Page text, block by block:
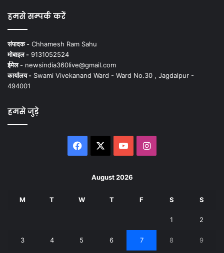
हमसे सम्पर्क करें
संपादक - Chhamesh Ram Sahu
मोबाइल - 9131052524
ईमेल - newsindia360live@gmail.com
कार्यालय - Swami Vivekanand Ward - Ward No.30 , Jagdalpur -
494001
हमसे जुड़े
Facebook YouTubeInstagram
August 2026
M T W T F S S
1 2
3 4 5 6 7 8 9